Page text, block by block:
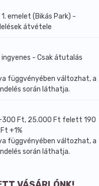
emelet (Bikás Park) -
átvétele
- Csak átutalás
függvényében változhat, a
során láthatja.
Ft, 25.000 Ft felett 190
+1%
függvényében változhat, a
során láthatja.